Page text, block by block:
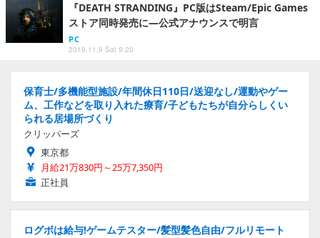
『DEATH STRANDING』PC版はSteam/Epic Games
ストア同時発売に―公式アナウンスで明言
PC
2019.11.9 Sat 9:20
保育士/多機能型施設/年間休日110日/送迎なし/運動やゲー
ム、工作などを取り入れた療育/子どもたちが自分らしくい
られる居場所づくり
クリッパーズ
東京都
月給21万830円～25万7,350円
正社員
ログボは給与!ゲームテスター/髪型髪色自由/フルリモート